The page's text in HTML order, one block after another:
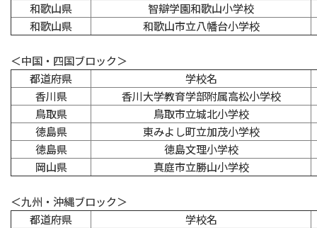
和歌山県
智辯学園和歌山小学校
和歌山県
和歌山市立八幡台小学校
＜中国・四国ブロック＞
都道府県
学校名
香川県
香川大学教育学部附属高松小学校
鳥取県
鳥取市立城北小学校
徳島県
東みよし町立加茂小学校
徳島県
徳島文理小学校
岡山県
真庭市立勝山小学校
＜九州・沖縄ブロック＞
都道府県
学校名